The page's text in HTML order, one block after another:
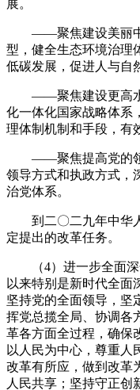
展。
——聚焦建设美丽中
型，健全生态环境治理
低碳发展，促进人与自
——聚焦建设更高水
化一体化国家战略体系
理体制机制和手段，有
——聚焦提高党的领
领导方式和执政方式，
治党体系。
到二〇二九年中华人
定提出的改革任务。
（4）进一步全面深
以来特别是新时代全面
坚持党的全面领导，坚
挥党总揽全局、协调各
革各方面全过程，确保
以人民为中心，尊重人
改革有所应，做到改革
人民共享；坚持守正创